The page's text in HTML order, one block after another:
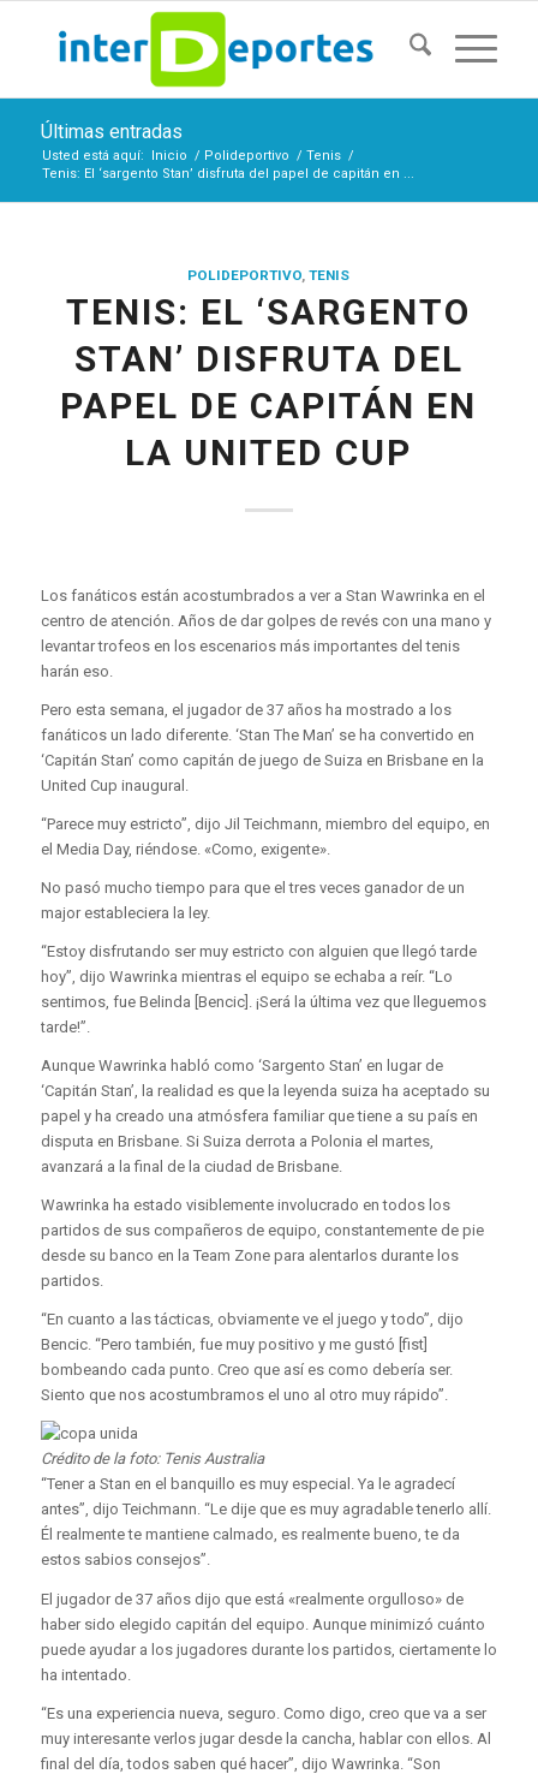
Últimas entradas
Usted está aquí: Inicio / Polideportivo / Tenis /
Tenis: El ‘sargento Stan’ disfruta del papel de capitán en ...
POLIDEPORTIVO,TENIS
TENIS: EL ‘SARGENTO
STAN’ DISFRUTA DEL
PAPEL DE CAPITÁN EN
LA UNITED CUP
Los fanáticos están acostumbrados a ver a Stan Wawrinka en el
centro de atención. Años de dar golpes de revés con una mano y
levantar trofeos en los escenarios más importantes del tenis
harán eso.
Pero esta semana, el jugador de 37 años ha mostrado a los
fanáticos un lado diferente. ‘Stan The Man’ se ha convertido en
‘Capitán Stan’ como capitán de juego de Suiza en Brisbane en la
United Cup inaugural.
“Parece muy estricto”, dijo Jil Teichmann, miembro del equipo, en
el Media Day, riéndose. «Como, exigente».
No pasó mucho tiempo para que el tres veces ganador de un
major estableciera la ley.
“Estoy disfrutando ser muy estricto con alguien que llegó tarde
hoy”, dijo Wawrinka mientras el equipo se echaba a reír. “Lo
sentimos, fue Belinda [Bencic]. ¡Será la última vez que lleguemos
tarde!”.
Aunque Wawrinka habló como ‘Sargento Stan’ en lugar de
‘Capitán Stan’, la realidad es que la leyenda suiza ha aceptado su
papel y ha creado una atmósfera familiar que tiene a su país en
disputa en Brisbane. Si Suiza derrota a Polonia el martes,
avanzará a la final de la ciudad de Brisbane.
Wawrinka ha estado visiblemente involucrado en todos los
partidos de sus compañeros de equipo, constantemente de pie
desde su banco en la Team Zone para alentarlos durante los
partidos.
“En cuanto a las tácticas, obviamente ve el juego y todo”, dijo
Bencic. “Pero también, fue muy positivo y me gustó [fist]
bombeando cada punto. Creo que así es como debería ser.
Siento que nos acostumbramos el uno al otro muy rápido”.
Crédito de la foto: Tenis Australia
“Tener a Stan en el banquillo es muy especial. Ya le agradecí
antes”, dijo Teichmann. “Le dije que es muy agradable tenerlo allí.
Él realmente te mantiene calmado, es realmente bueno, te da
estos sabios consejos”.
El jugador de 37 años dijo que está «realmente orgulloso» de
haber sido elegido capitán del equipo. Aunque minimizó cuánto
puede ayudar a los jugadores durante los partidos, ciertamente lo
ha intentado.
“Es una experiencia nueva, seguro. Como digo, creo que va a ser
muy interesante verlos jugar desde la cancha, hablar con ellos. Al
final del día, todos saben qué hacer”, dijo Wawrinka. “Son